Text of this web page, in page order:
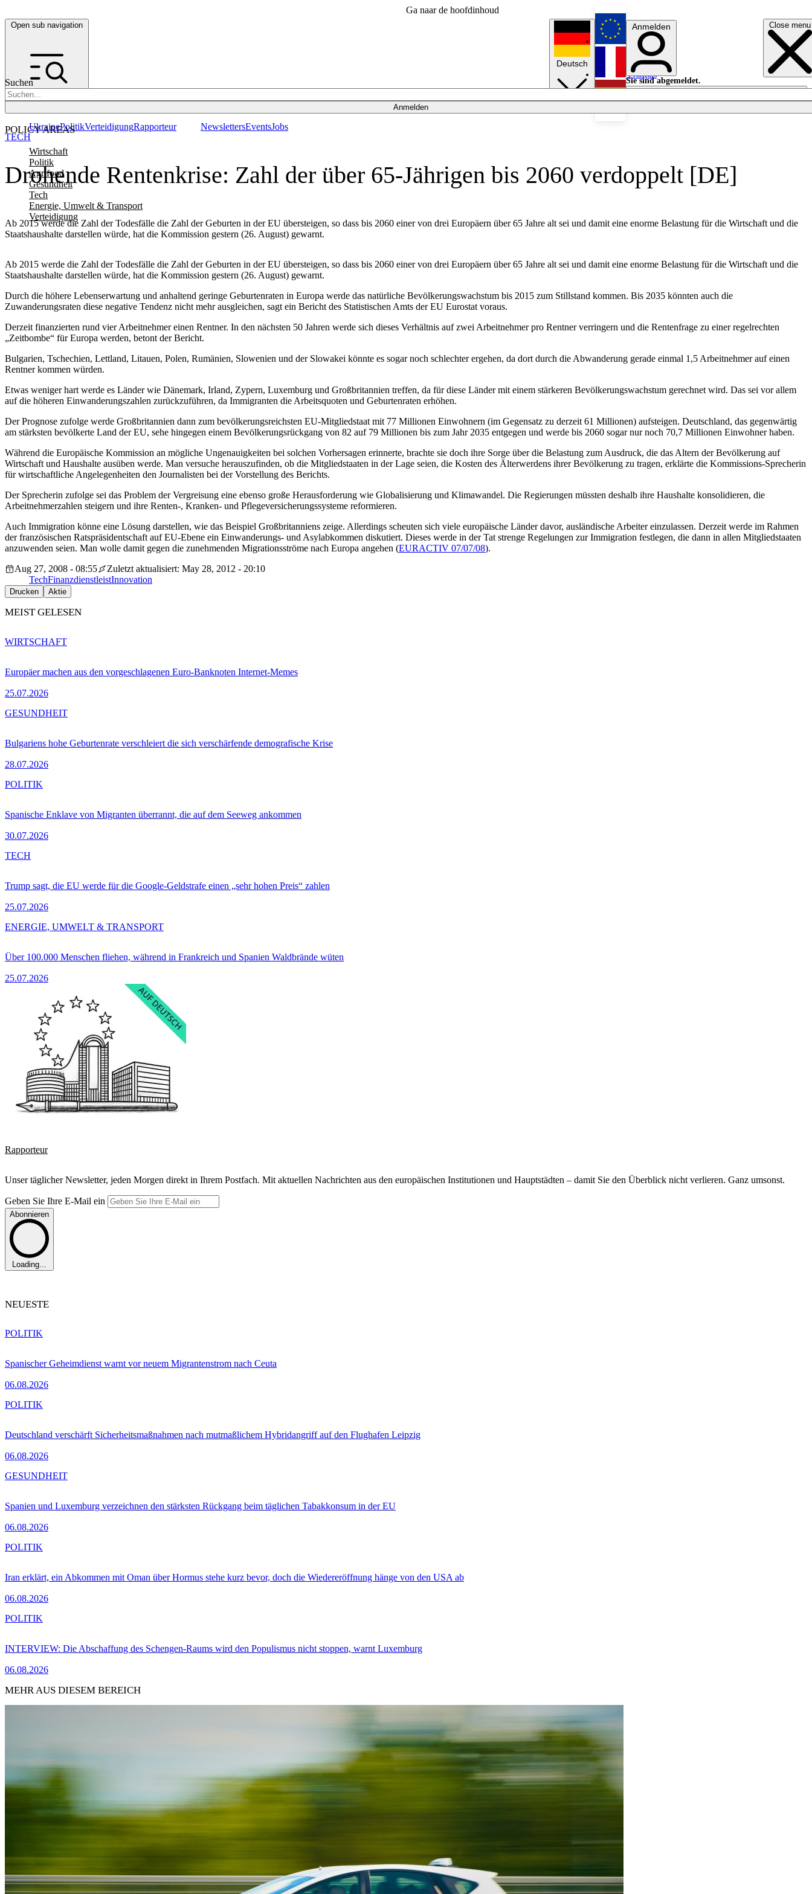
Ga naar de hoofdinhoud
Open sub navigation Close menu
Suchen
Anmelden
POLICY AREAS
Wirtschaft
Politik
Agrifood
Gesundheit
Tech
Energie, Umwelt & Transport
Verteidigung
UkrainePolitikVerteidigungRapporteur NewslettersEventsJobs
Deutsch
English
Français
Anmelden
Sie sind abgemeldet.
Anmelden
Licht aus
Drohende Rentenkrise: Zahl der über 65-Jährigen bis 2060 verdoppelt [DE]
Ab 2015 werde die Zahl der Todesfälle die Zahl der Geburten in der EU übersteigen, so dass bis 2060 einer von drei Europäern über 65 Jahre alt sei und damit eine enorme Belastung für die Wirtschaft und die
Staatshaushalte darstellen würde, hat die Kommission gestern (26. August) gewarnt.
TECH
Ab 2015 werde die Zahl der Todesfälle die Zahl der Geburten in der EU übersteigen, so dass bis 2060 einer von drei Europäern über 65 Jahre alt sei und damit eine enorme Belastung für die Wirtschaft und die
Staatshaushalte darstellen würde, hat die Kommission gestern (26. August) gewarnt.
Durch die höhere Lebenserwartung und anhaltend geringe Geburtenraten in Europa werde das natürliche Bevölkerungswachstum bis 2015 zum Stillstand kommen. Bis 2035 könnten auch die
Zuwanderungsraten diese negative Tendenz nicht mehr ausgleichen, sagt ein Bericht des Statistischen Amts der EU Eurostat voraus.
Derzeit finanzierten rund vier Arbeitnehmer einen Rentner. In den nächsten 50 Jahren werde sich dieses Verhältnis auf zwei Arbeitnehmer pro Rentner verringern und die Rentenfrage zu einer regelrechten
„Zeitbombe“ für Europa werden, betont der Bericht.
Bulgarien, Tschechien, Lettland, Litauen, Polen, Rumänien, Slowenien und der Slowakei könnte es sogar noch schlechter ergehen, da dort durch die Abwanderung gerade einmal 1,5 Arbeitnehmer auf einen
Rentner kommen würden.
Etwas weniger hart werde es Länder wie Dänemark, Irland, Zypern, Luxemburg und Großbritannien treffen, da für diese Länder mit einem stärkeren Bevölkerungswachstum gerechnet wird. Das sei vor allem
auf die höheren Einwanderungszahlen zurückzuführen, da Immigranten die Arbeitsquoten und Geburtenraten erhöhen.
Der Prognose zufolge werde Großbritannien dann zum bevölkerungsreichsten EU-Mitgliedstaat mit 77 Millionen Einwohnern (im Gegensatz zu derzeit 61 Millionen) aufsteigen. Deutschland, das gegenwärtig
am stärksten bevölkerte Land der EU, sehe hingegen einem Bevölkerungsrückgang von 82 auf 79 Millionen bis zum Jahr 2035 entgegen und werde bis 2060 sogar nur noch 70,7 Millionen Einwohner haben.
Während die Europäische Kommission an mögliche Ungenauigkeiten bei solchen Vorhersagen erinnerte, brachte sie doch ihre Sorge über die Belastung zum Ausdruck, die das Altern der Bevölkerung auf
Wirtschaft und Haushalte ausüben werde. Man versuche herauszufinden, ob die Mitgliedstaaten in der Lage seien, die Kosten des Älterwerdens ihrer Bevölkerung zu tragen, erklärte die Kommissions-Sprecherin
für wirtschaftliche Angelegenheiten den Journalisten bei der Vorstellung des Berichts.
Der Sprecherin zufolge sei das Problem der Vergreisung eine ebenso große Herausforderung wie Globalisierung und Klimawandel. Die Regierungen müssten deshalb ihre Haushalte konsolidieren, die
Arbeitnehmerzahlen steigern und ihre Renten-, Kranken- und Pflegeversicherungssysteme reformieren.
Auch Immigration könne eine Lösung darstellen, wie das Beispiel Großbritanniens zeige. Allerdings scheuten sich viele europäische Länder davor, ausländische Arbeiter einzulassen. Derzeit werde im Rahmen
der französischen Ratspräsidentschaft auf EU-Ebene ein Einwanderungs- und Asylabkommen diskutiert. Dieses werde in der Tat strenge Regelungen zur Immigration festlegen, die dann in allen Mitgliedstaaten
anzuwenden seien. Man wolle damit gegen die zunehmenden Migrationsströme nach Europa angehen (EURACTIV 07/07/08).
Aug 27, 2008 - 08:55
Zuletzt aktualisiert: May 28, 2012 - 20:10
TechFinanzdienstleistInnovation
Drucken Aktie
MEIST GELESEN
Europäer machen aus den vorgeschlagenen Euro-Banknoten Internet-Memes
25.07.2026
WIRTSCHAFT
Bulgariens hohe Geburtenrate verschleiert die sich verschärfende demografische Krise
28.07.2026
GESUNDHEIT
Spanische Enklave von Migranten überrannt, die auf dem Seeweg ankommen
30.07.2026
POLITIK
Trump sagt, die EU werde für die Google-Geldstrafe einen „sehr hohen Preis“ zahlen
25.07.2026
TECH
Über 100.000 Menschen fliehen, während in Frankreich und Spanien Waldbrände wüten
25.07.2026
ENERGIE, UMWELT & TRANSPORT
Rapporteur
Unser täglicher Newsletter, jeden Morgen direkt in Ihrem Postfach. Mit aktuellen Nachrichten aus den europäischen Institutionen und Hauptstädten – damit Sie den Überblick nicht verlieren. Ganz umsonst.
Geben Sie Ihre E-Mail ein
Abonnieren
Loading...
NEUESTE
Spanischer Geheimdienst warnt vor neuem Migrantenstrom nach Ceuta
06.08.2026
POLITIK
Deutschland verschärft Sicherheitsmaßnahmen nach mutmaßlichem Hybridangriff auf den Flughafen Leipzig
06.08.2026
POLITIK
Spanien und Luxemburg verzeichnen den stärksten Rückgang beim täglichen Tabakkonsum in der EU
06.08.2026
GESUNDHEIT
Iran erklärt, ein Abkommen mit Oman über Hormus stehe kurz bevor, doch die Wiedereröffnung hänge von den USA ab
06.08.2026
POLITIK
INTERVIEW: Die Abschaffung des Schengen-Raums wird den Populismus nicht stoppen, warnt Luxemburg
06.08.2026
POLITIK
MEHR AUS DIESEM BEREICH